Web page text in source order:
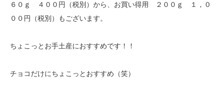
６０ｇ ４００円（税別）から、お買い得用 ２００ｇ １，０
００円（税別）もございます。
ちょこっとお手土産におすすめです！！
チョコだけにちょこっとおすすめ（笑）